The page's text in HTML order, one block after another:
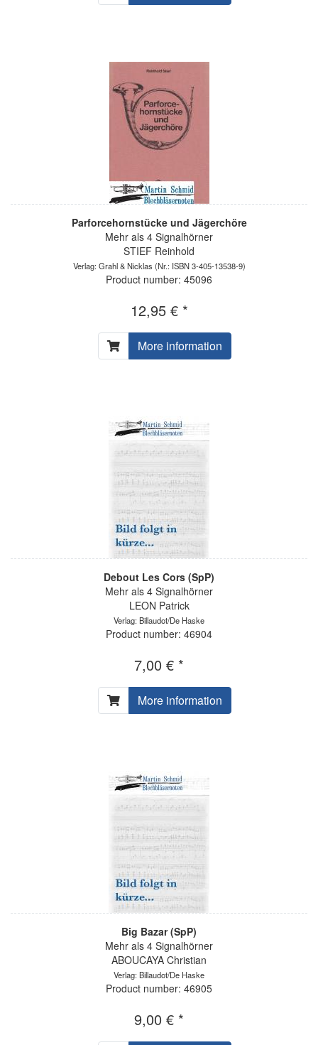
Parforcehornstücke und Jägerchöre
Mehr als 4 Signalhörner
STIEF Reinhold
Verlag: Grahl & Nicklas (Nr.: ISBN 3-405-13538-9)
Product number: 45096
12,95 € *
More information
Debout Les Cors (SpP)
Mehr als 4 Signalhörner
LEON Patrick
Verlag: Billaudot/De Haske
Product number: 46904
7,00 € *
More information
Big Bazar (SpP)
Mehr als 4 Signalhörner
ABOUCAYA Christian
Verlag: Billaudot/De Haske
Product number: 46905
9,00 € *